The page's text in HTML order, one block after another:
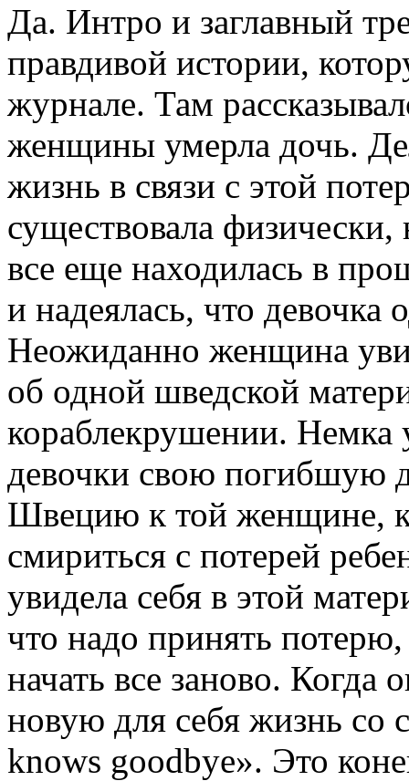
Да. Интро и заглавный
правдивой истории,
журнале. Там
женщины умерла дочь.
жизнь в связи с этой
существовала
все еще находилась в
и надеялась, что девочка
Неожиданно женщина
об одной шведской
кораблекрушении. Немка
девочки свою погибшую
Швецию к той женщине,
смириться с потерей
увидела себя в этой
что надо принять
начать все заново. Когда
новую для себя жизнь со
knows goodbye». Это